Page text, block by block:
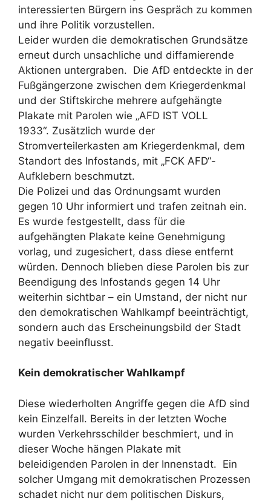
interessierten Bürgern ins Gespräch zu kommen
und ihre Politik vorzustellen.
Leider wurden die demokratischen Grundsätze
erneut durch unsachliche und diffamierende
Aktionen untergraben. Die AfD entdeckte in der
Fußgängerzone zwischen dem Kriegerdenkmal
und der Stiftskirche mehrere aufgehängte
Plakate mit Parolen wie „AFD IST VOLL
1933“. Zusätzlich wurde der
Stromverteilerkasten am Kriegerdenkmal, dem
Standort des Infostands, mit „FCK AFD“-
Aufklebern beschmutzt.
Die Polizei und das Ordnungsamt wurden
gegen 10 Uhr informiert und trafen zeitnah ein.
Es wurde festgestellt, dass für die
aufgehängten Plakate keine Genehmigung
vorlag, und zugesichert, dass diese entfernt
würden. Dennoch blieben diese Parolen bis zur
Beendigung des Infostands gegen 14 Uhr
weiterhin sichtbar – ein Umstand, der nicht nur
den demokratischen Wahlkampf beeinträchtigt,
sondern auch das Erscheinungsbild der Stadt
negativ beeinflusst.
Kein demokratischer Wahlkampf
Diese wiederholten Angriffe gegen die AfD sind
kein Einzelfall. Bereits in der letzten Woche
wurden Verkehrsschilder beschmiert, und in
dieser Woche hängen Plakate mit
beleidigenden Parolen in der Innenstadt. Ein
solcher Umgang mit demokratischen Prozessen
schadet nicht nur dem politischen Diskurs,